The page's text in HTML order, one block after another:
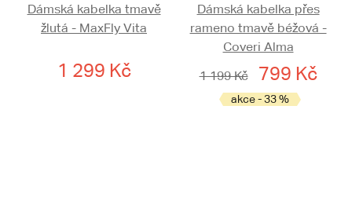
Dámská kabelka tmavě
žlutá - MaxFly Vita
1 299 Kč
Dámská kabelka přes
rameno tmavě béžová -
Coveri Alma
1 199 Kč
799 Kč
akce - 33 %